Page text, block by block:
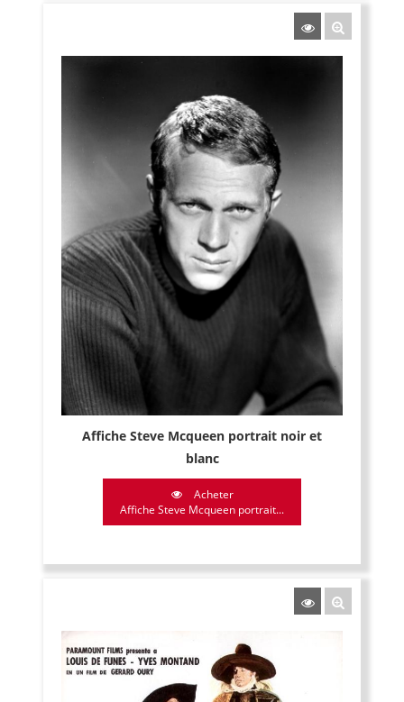
Affiche Steve Mcqueen portrait noir et
blanc
Acheter
Affiche Steve Mcqueen portrait...